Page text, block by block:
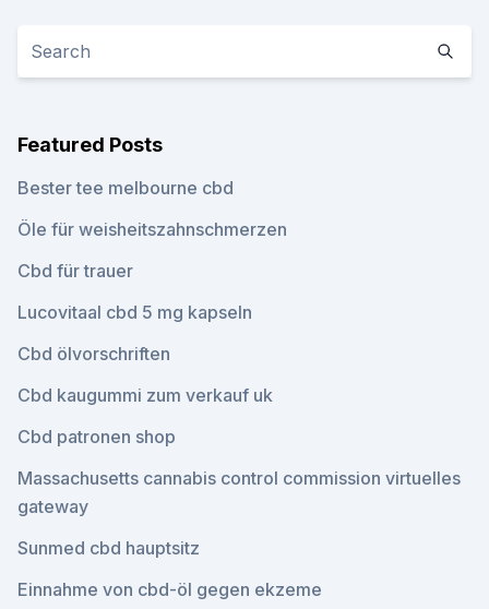
Featured Posts
Bester tee melbourne cbd
Öle für weisheitszahnschmerzen
Cbd für trauer
Lucovitaal cbd 5 mg kapseln
Cbd ölvorschriften
Cbd kaugummi zum verkauf uk
Cbd patronen shop
Massachusetts cannabis control commission virtuelles
gateway
Sunmed cbd hauptsitz
Einnahme von cbd-öl gegen ekzeme